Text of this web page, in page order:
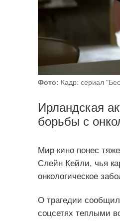
Фото: Кадр: сериал
Ирландская
борьбы с
Мир кино понес
Слейн Кейли, чья
онкологическое
О трагедии
соцсетях теплыми